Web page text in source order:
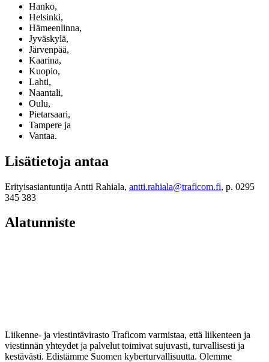
Hanko,
Helsinki,
Hämeenlinna,
Jyväskylä,
Järvenpää,
Kaarina,
Kuopio,
Lahti,
Naantali,
Oulu,
Pietarsaari,
Tampere ja
Vantaa.
Lisätietoja antaa
Erityisasiantuntija Antti Rahiala, antti.rahiala@traficom.fi, p. 0295
345 383
Alatunniste
Liikenne- ja viestintävirasto Traficom varmistaa, että liikenteen ja
viestinnän yhteydet ja palvelut toimivat sujuvasti, turvallisesti ja
kestävästi. Edistämme Suomen kyberturvallisuutta. Olemme